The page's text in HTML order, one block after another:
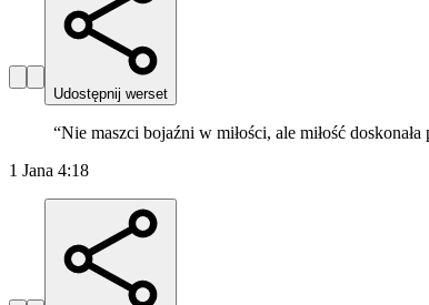
Udostępnij werset
“Nie maszci bojaźni w miłości, ale miłość
1 Jana 4:18